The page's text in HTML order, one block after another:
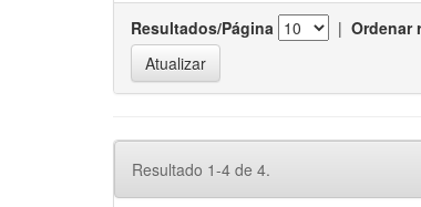
Resultados/Página | Ordenar
Resultado 1-4 de 4.